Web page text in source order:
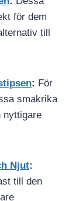
för dem
till
: För
smakrika
nyttigare
Njut:
till den